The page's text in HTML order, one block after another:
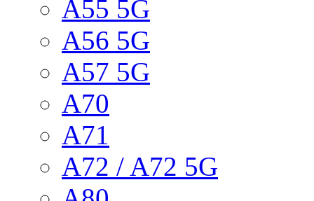
A55 5G
A56 5G
A57 5G
A70
A71
A72 / A72 5G